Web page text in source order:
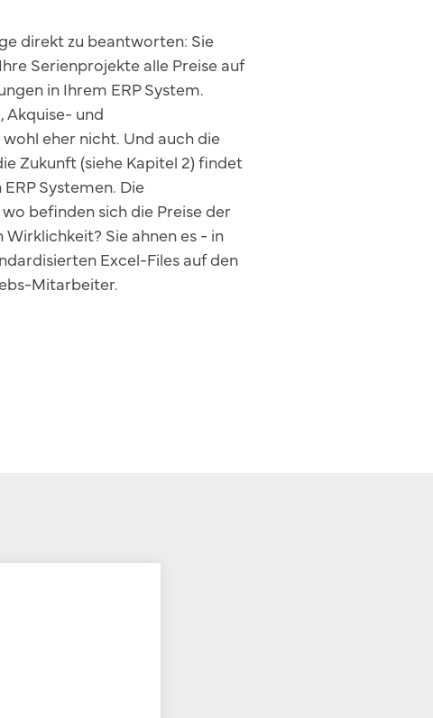
direkt zu beantworten: Sie
Serienprojekte alle Preise auf
in Ihrem ERP System.
Akquise- und
eher nicht. Und auch die
Zukunft (siehe Kapitel 2) findet
Systemen. Die
befinden sich die Preise der
Sie ahnen es - in
Excel-Files auf den
Mitarbeiter.